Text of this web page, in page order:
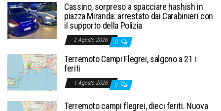
Cassino, sorpreso a spacciare hashish in
piazza Miranda: arrestato dai Carabinieri con
il supporto della Polizia
2 Agosto 2026 0
Terremoto Campi Flegrei, salgono a 21 i
feriti
1 Agosto 2026 0
Terremoto campi flegrei, dieci feriti. Nuova